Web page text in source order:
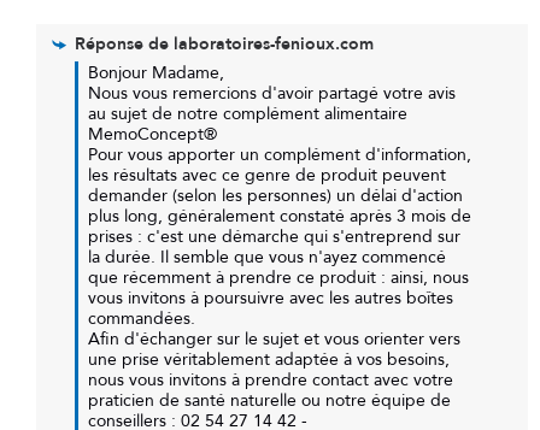
Réponse de laboratoires-fenioux.com
Bonjour Madame,
Nous vous remercions d'avoir partagé votre avis
au sujet de notre complément alimentaire
MemoConcept®
Pour vous apporter un complément d'information,
les résultats avec ce genre de produit peuvent
demander (selon les personnes) un délai d'action
plus long, généralement constaté après 3 mois de
prises : c'est une démarche qui s'entreprend sur
la durée. Il semble que vous n'ayez commencé
que récemment à prendre ce produit : ainsi, nous
vous invitons à poursuivre avec les autres boîtes
commandées.
Afin d'échanger sur le sujet et vous orienter vers
une prise véritablement adaptée à vos besoins,
nous vous invitons à prendre contact avec votre
praticien de santé naturelle ou notre équipe de
conseillers : 02 54 27 14 42 -